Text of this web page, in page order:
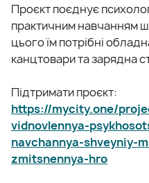
Проєкт поєднує
практичним навчанням
цього їм потрібні
канцтовари та зарядна
Підтримати проєкт:
https://mycity.one/
vidnovlennya-
navchannya-shveyniy-
zmitsnennya-hro